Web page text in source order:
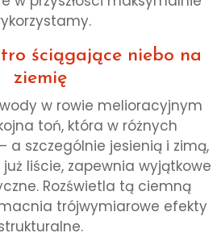
ściągające niebo na
ziemię
w rowie melioracyjnym
toń, która w różnych
a szczególnie jesienią i zimą,
liście, zapewnia wyjątkowe
Rozświetla tą ciemną
trójwymiarowe efekty